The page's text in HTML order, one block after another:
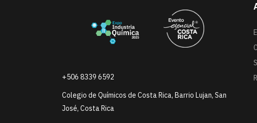
+506 8339 6592
Colegio de Químicos de Costa Rica, Barrio Lujan, San
José, Costa Rica